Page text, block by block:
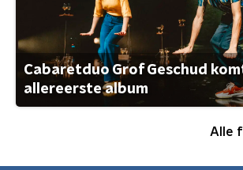
Cabaretduo Grof Geschud
allereerste album
Alle